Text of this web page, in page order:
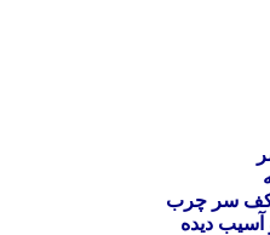
کف سر چرب
دیده